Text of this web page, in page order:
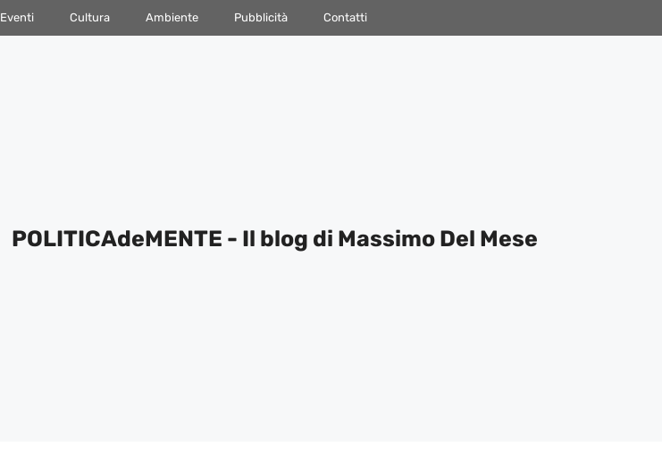
Eventi Cultura Ambiente Pubblicità Contatti
POLITICAdeMENTE - Il blog di Massimo Del Mese